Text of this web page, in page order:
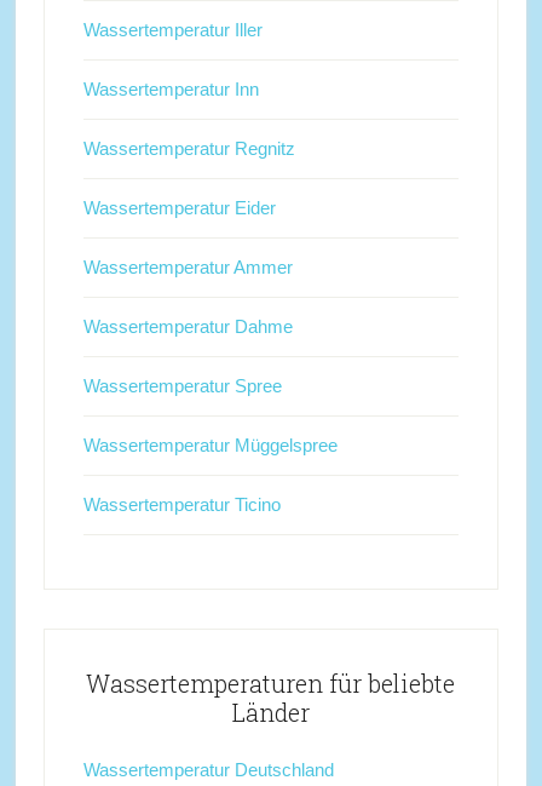
Wassertemperatur Iller
Wassertemperatur Inn
Wassertemperatur Regnitz
Wassertemperatur Eider
Wassertemperatur Ammer
Wassertemperatur Dahme
Wassertemperatur Spree
Wassertemperatur Müggelspree
Wassertemperatur Ticino
Wassertemperaturen für beliebte
Länder
Wassertemperatur Deutschland